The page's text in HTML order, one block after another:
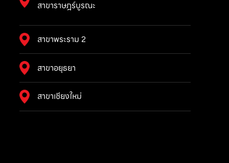
สาขาราษฎร์บูรณะ
สาขาพระราม 2
สาขาอยุธยา
สาขาเชียงใหม่